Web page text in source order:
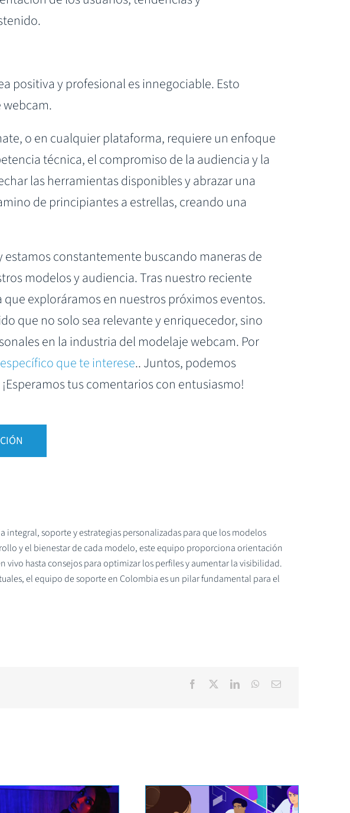
positiva y profesional es innegociable. Esto
o en cualquier plataforma, requiere un enfoque
técnica, el compromiso de la audiencia y la
las herramientas disponibles y abrazar una
de principiantes a estrellas, creando una
constantemente buscando maneras de
modelos y audiencia. Tras nuestro reciente
que exploráramos en nuestros próximos eventos.
que no solo sea relevante y enriquecedor, sino
en la industria del modelaje webcam. Por
que te interese.. Juntos, podemos
tus comentarios con entusiasmo!
soporte y estrategias personalizadas para que los modelos
y el bienestar de cada modelo, este equipo proporciona orientación
hasta consejos para optimizar los perfiles y aumentar la visibilidad.
el equipo de soporte en Colombia es un pilar fundamental para el